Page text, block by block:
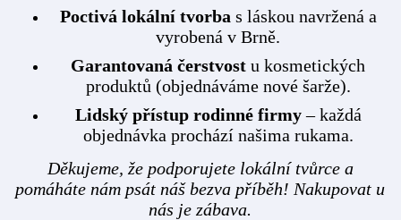
Poctivá lokální tvorba s láskou navržená a
vyrobená v Brně.
Garantovaná čerstvost u kosmetických
produktů (objednáváme nové šarže).
Lidský přístup rodinné firmy– každá
objednávka prochází našima rukama.
Děkujeme, že podporujete lokální tvůrce a
pomáháte nám psát náš bezva příběh! Nakupovat u
nás je zábava.